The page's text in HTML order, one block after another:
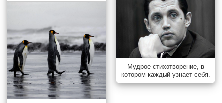
Мудрое стихотворение, в
котором каждый узнает себя.